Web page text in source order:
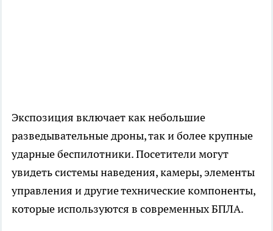
Экспозиция включает как небольшие
разведывательные дроны, так и более крупные
ударные беспилотники. Посетители могут
увидеть системы наведения, камеры, элементы
управления и другие технические компоненты,
которые используются в современных БПЛА.